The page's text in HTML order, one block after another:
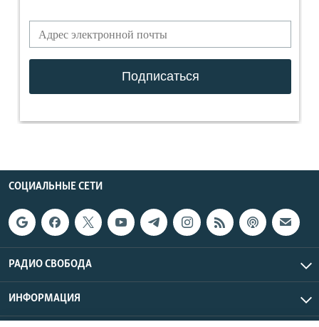
СОЦИАЛЬНЫЕ СЕТИ
РАДИО СВОБОДА
ИНФОРМАЦИЯ